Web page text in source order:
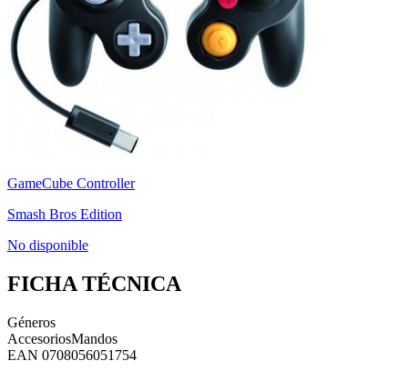
GameCube Controller
Smash Bros Edition
No disponible
FICHA TÉCNICA
Géneros
AccesoriosMandos
EAN 0708056051754